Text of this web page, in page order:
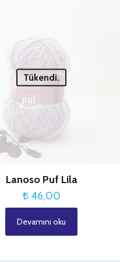
Tükendi.
Lanoso Puf Lila
₺46,00
Devamını oku